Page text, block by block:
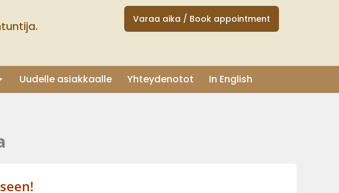
Varaa aika / Book appointment
Uudelle asiakkaalle Yhteydenotot In English